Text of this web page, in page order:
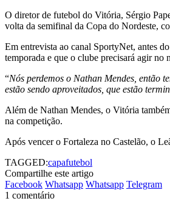
O diretor de futebol do Vitória, Sérgio
volta da semifinal da Copa do Nordeste,
Em entrevista ao canal SportyNet, antes
temporada e que o clube precisará agir
“Nós perdemos o Nathan Mendes, então
estão sendo aproveitados, que estão
Além de Nathan Mendes, o Vitória
na competição.
Após vencer o Fortaleza no Castelão, o
TAGGED:capafutebol
Compartilhe este artigo
Facebook Whatsapp Whatsapp Telegram
1 comentário